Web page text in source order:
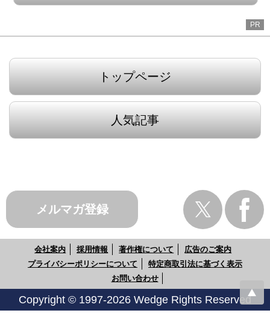
PR
トップページ
人気記事
メルマガ登録
会社案内 採用情報 著作権について
広告のご案内
プライバシーポリシーについて
特定商取引法に基づく表示
お問い合わせ
Copyright © 1997-2026 Wedge Rights Reserved